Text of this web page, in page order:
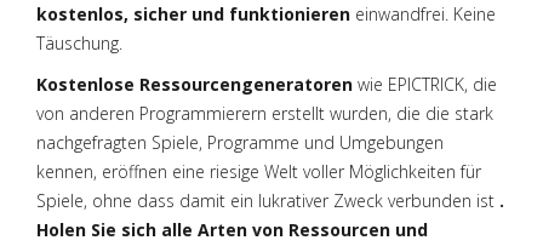
kostenlos, sicher und funktionieren einwandfrei. Keine
Täuschung.
Kostenlose Ressourcengeneratoren wie EPICTRICK, die
von anderen Programmierern erstellt wurden, die die stark
nachgefragten Spiele, Programme und Umgebungen
kennen, eröffnen eine riesige Welt voller Möglichkeiten für
Spiele, ohne dass damit ein lukrativer Zweck verbunden ist .
Holen Sie sich alle Arten von Ressourcen und